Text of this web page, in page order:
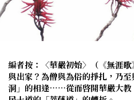
入會申請．兩座山之間
．花開最末
梁寒衣著作（書目/序/評論）
他方之眼（報導/評論/學術研
行向圓覺/課程・共修
華嚴智海/教觀、禪觀
宗門之眼/經藏之美
拄杖在手/論文・演講・
寒雪付衣/散文・詩歌・偈贊
線上聆聽
【道德經】
行道瓔珞
千眼書屋/書籍．作品
編者按：〈華嚴初始〉 （《無涯歌
與出家？為僧與為俗的掙扎，乃
洞」的相逢……從而啓開華嚴大教
華嚴智海—《道德經》
拄杖在手／論文・演講・座談・
薔薇與棘原／現代小說・寓言